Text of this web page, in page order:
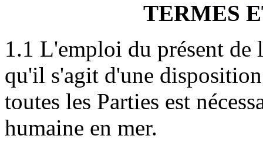
TERMES
1.1 L'emploi du présent
qu'il s'agit d'une
toutes les Parties est
humaine en mer.